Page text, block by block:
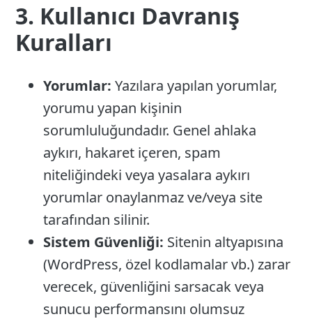
3. Kullanıcı Davranış
Kuralları
Yorumlar: Yazılara yapılan yorumlar,
yorumu yapan kişinin
sorumluluğundadır. Genel ahlaka
aykırı, hakaret içeren, spam
niteliğindeki veya yasalara aykırı
yorumlar onaylanmaz ve/veya site
tarafından silinir.
Sistem Güvenliği: Sitenin altyapısına
(WordPress, özel kodlamalar vb.) zarar
verecek, güvenliğini sarsacak veya
sunucu performansını olumsuz